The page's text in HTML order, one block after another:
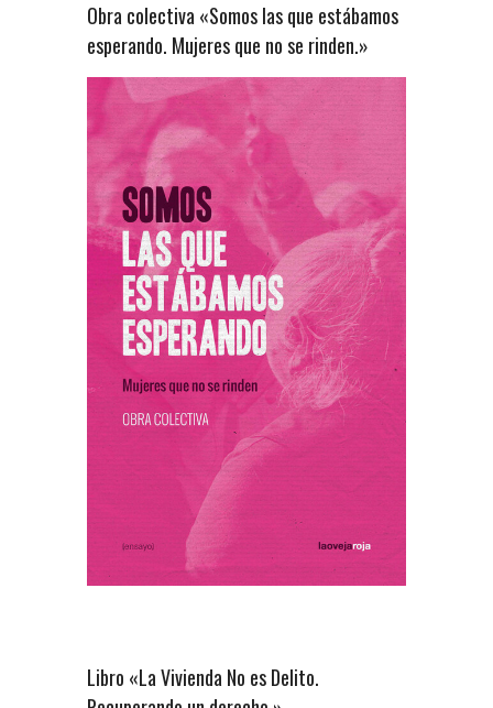
Obra colectiva «Somos las que estábamos
esperando. Mujeres que no se rinden.»
Libro «La Vivienda No es Delito.